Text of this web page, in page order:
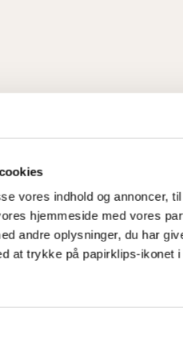
vores indhold og annoncer,
hjemmeside med vores
andre oplysninger, du har
at trykke på papirklips-ikonet